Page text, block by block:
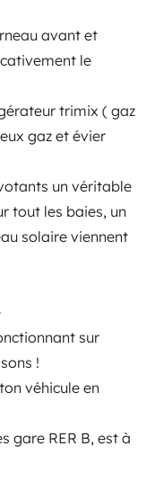
avant et
le
trimix ( gaz
gaz et évier
un véritable
tout les baies, un
solaire viennent
sur
!
véhicule en
gare RER B, est à
von Saint-